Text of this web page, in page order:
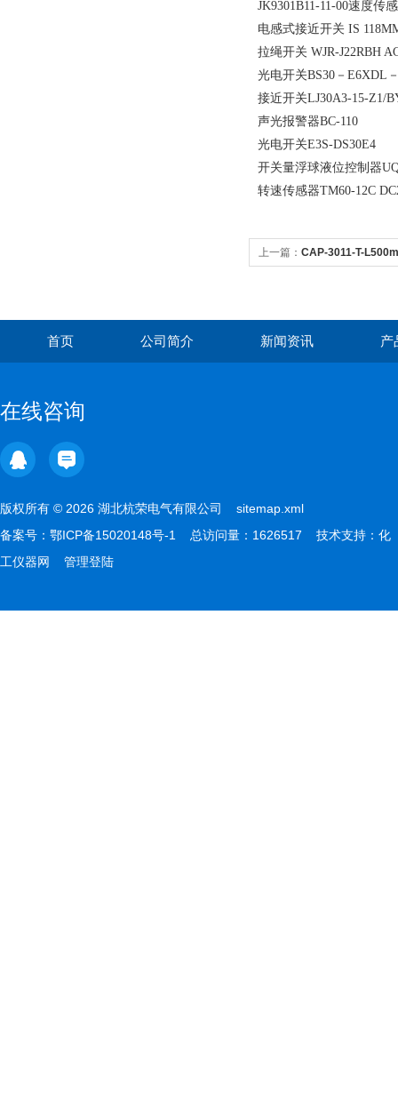
JK9301B11-11-00速度传
电感式接近开关 IS
拉绳开关 WJR-J22RBH
光电开关BS30－E6XDL
接近开关LJ30A3-15-Z1/
声光报警器BC-110
光电开关E3S-DS30E4
开关量浮球液位控制器
转速传感器TM60-12C
上一篇： CAP-3011-T-
首页 公司简介 新闻资讯 产
在线咨询
版权所有 © 2026 湖北杭荣电气有限公司 sitemap.xml
备案号： 鄂ICP备15020148号-1 总访问量：1626517 技术支持： 化
工仪器网
管理登陆